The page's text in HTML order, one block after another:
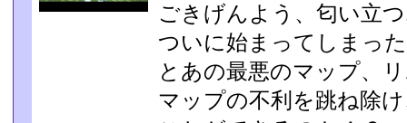
ごきげんよう、匂い立
ついに始まってしまっ
とあの最悪のマップ、
マップの不利を跳ね除